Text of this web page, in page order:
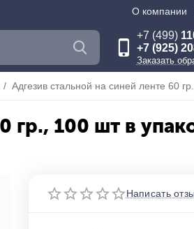
О компании
+7 (499)
+7 (925)
Заказать
/
гр., 100 шт в
Написать